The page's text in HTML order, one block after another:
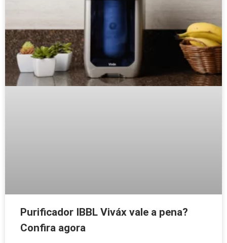
Purificador IBBL Viváx vale a pena?
Confira agora